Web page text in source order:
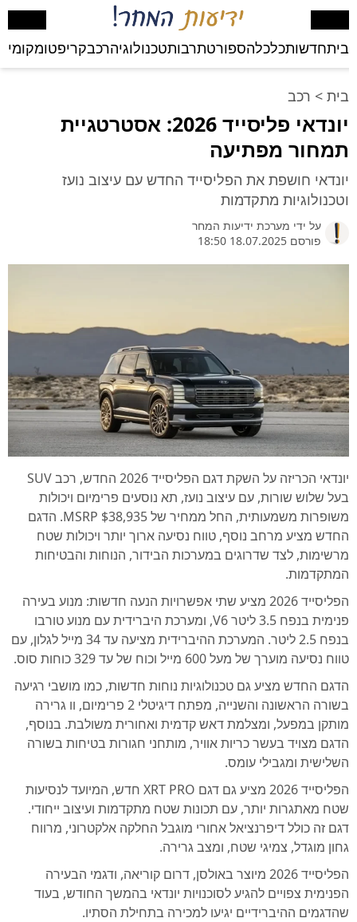
ביתחדשותכלכלהספורטתרבותטכנולוגיהרכבקריפטומקומי
בית > רכב
יונדאי פליסייד 2026: אסטרטגיית
תמחור מפתיעה
יונדאי חושפת את הפליסייד החדש עם עיצוב נועז
וטכנולוגיות מתקדמות
על ידי מערכת ידיעות המחר
פורסם 18.07.2025 18:50
יונדאי הכריזה על השקת דגם הפליסייד 2026 החדש, רכב SUV
בעל שלוש שורות, עם עיצוב נועז, תא נוסעים פרימיום ויכולות
משופרות משמעותית, החל ממחיר של $38,935 MSRP. הדגם
החדש מציע מרחב נוסף, טווח נסיעה ארוך יותר ויכולות שטח
מרשימות, לצד שדרוגים במערכות הבידור, הנוחות והבטיחות
המתקדמות.
הפליסייד 2026 מציע שתי אפשרויות הנעה חדשות: מנוע בעירה
פנימית בנפח 3.5 ליטר V6, ומערכת היברידית עם מנוע טורבו
בנפח 2.5 ליטר. המערכת ההיברידית מציעה עד 34 מייל לגלון, עם
טווח נסיעה מוערך של מעל 600 מייל וכוח של עד 329 כוחות סוס.
הדגם החדש מציע גם טכנולוגיות נוחות חדשות, כמו מושבי רגיעה
בשורה הראשונה והשנייה, מפתח דיגיטלי 2 פרימיום, וו גרירה
מותקן במפעל, ומצלמת דאש קדמית ואחורית משולבת. בנוסף,
הדגם מצויד בעשר כריות אוויר, מותחני חגורות בטיחות בשורה
השלישית ומגבילי עומס.
הפליסייד 2026 מציע גם דגם XRT PRO חדש, המיועד לנסיעות
שטח מאתגרות יותר, עם תכונות שטח מתקדמות ועיצוב ייחודי.
דגם זה כולל דיפרנציאל אחורי מוגבל החלקה אלקטרוני, מרווח
גחון מוגדל, צמיגי שטח, ומצב גרירה.
הפליסייד 2026 מיוצר באולסן, דרום קוריאה, ודגמי הבעירה
הפנימית צפויים להגיע לסוכנויות יונדאי בהמשך החודש, בעוד
שהדגמים ההיברידיים יגיעו למכירה בתחילת הסתיו.